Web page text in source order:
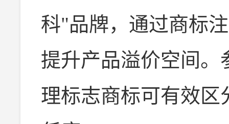
科"品牌，通过商标
提升产品溢价空间。
理标志商标可有效区